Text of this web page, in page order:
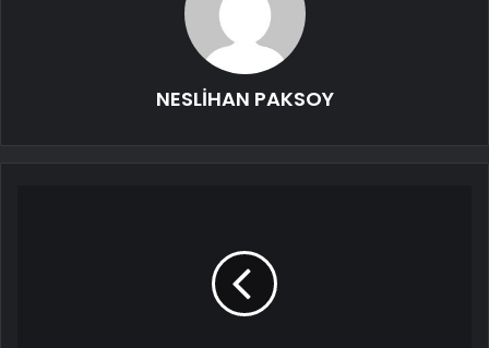
NESLİHAN PAKSOY